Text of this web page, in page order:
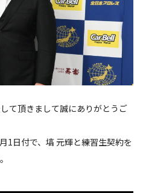
て頂きまして誠にありがとうご
1日付で、塙 元輝と練習生契約を